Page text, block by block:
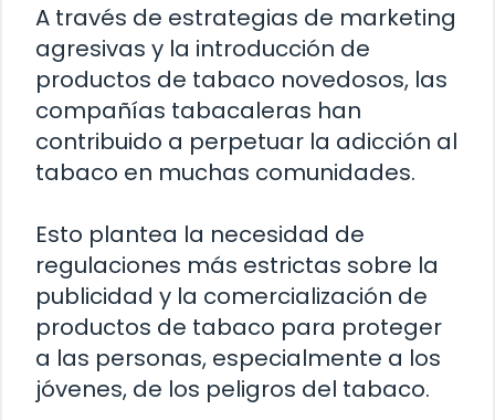
A través de estrategias de marketing
agresivas y la introducción de
productos de tabaco novedosos, las
compañías tabacaleras han
contribuido a perpetuar la adicción al
tabaco en muchas comunidades.
Esto plantea la necesidad de
regulaciones más estrictas sobre la
publicidad y la comercialización de
productos de tabaco para proteger
a las personas, especialmente a los
jóvenes, de los peligros del tabaco.